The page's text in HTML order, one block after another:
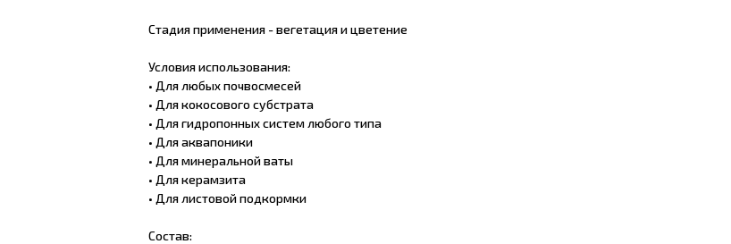
Стадия применения - вегетация и цветение
Условия использования:
• Для любых почвосмесей
• Для кокосового субстрата
• Для гидропонных систем любого типа
• Для аквапоники
• Для минеральной ваты
• Для керамзита
• Для листовой подкормки
Состав: